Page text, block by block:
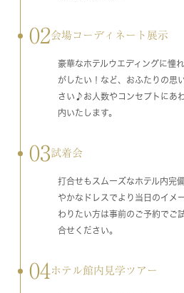
02会場コーディネート展示
豪華なホテルウエディングに憧
がしたい！など、おふたりの思
さい♪お人数やコンセプトにあ
内いたします。
03試着会
打合せもスムーズなホテル内完
やかなドレスでより当日のイメ
わりたい方は事前のご予約でご
合せください。
04ホテル館内見学ツアー